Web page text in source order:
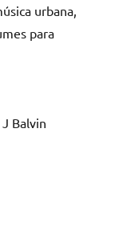
urbana,
para
Balvin